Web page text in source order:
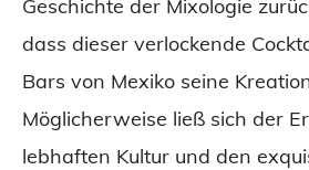
Geschichte der Mixologie
dass dieser verlockende
Bars von Mexiko seine
Möglicherweise ließ sich der
lebhaften Kultur und den